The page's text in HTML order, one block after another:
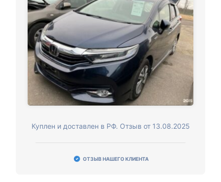
Куплен и доставлен в РФ. Отзыв от 13.08.2025
ОТЗЫВ НАШЕГО КЛИЕНТА